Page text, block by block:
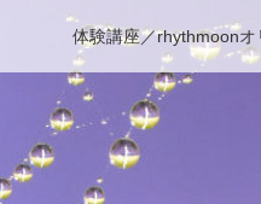
体験講座／rhythmoonオ